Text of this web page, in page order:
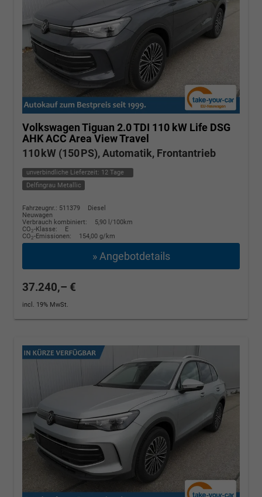
Volkswagen Tiguan 2.0 TDI 110 kW Life DSG
AHK ACC Area View Travel
110 kW (150 PS), Automatik, Frontantrieb
unverbindliche Lieferzeit: 12 Tage
Delfingrau Metallic
Fahrzeugnr.: 511379
Diesel
Neuwagen
Verbrauch kombiniert:
5,90 l/100km
CO2-Klasse:
E
CO2-Emissionen: 154,00 g/km
» Angebotdetails
37.240,– €
incl. 19% MwSt.